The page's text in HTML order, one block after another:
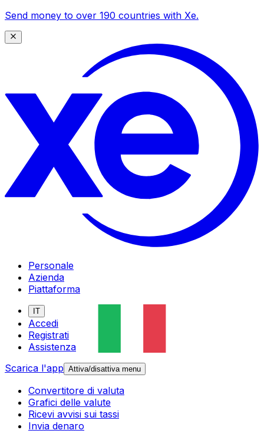
Send money to over 190 countries with Xe.
Personale
Azienda
Piattaforma
IT
Accedi
Registrati
Assistenza
Scarica l'app Attiva/disattiva menu
Convertitore di valuta
Grafici delle valute
Ricevi avvisi sui tassi
Invia denaro